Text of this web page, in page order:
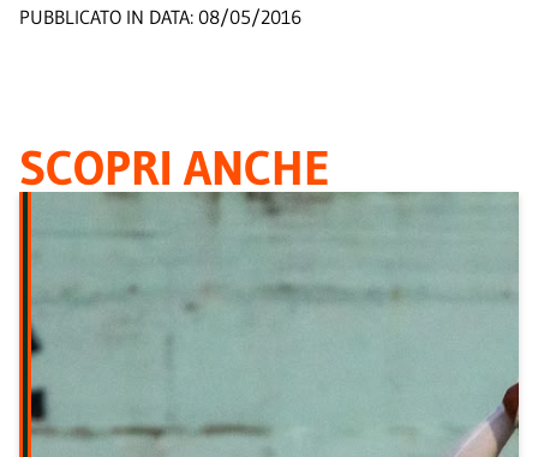
PUBBLICATO IN DATA: 08/05/2016
SCOPRI ANCHE